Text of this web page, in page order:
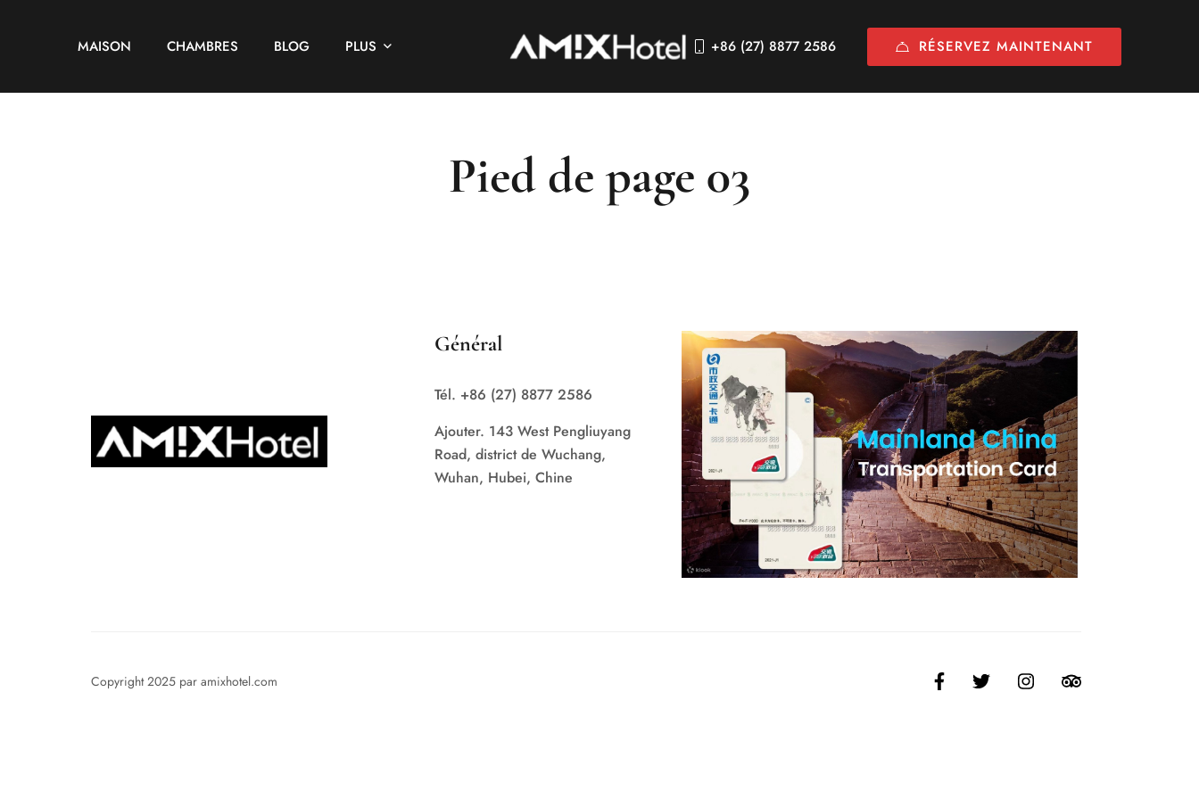
MAISON CHAMBRES BLOG PLUS +86 (27) 8877 2586 RÉSERVEZ MAINTENANT
Pied de page 03
Général
Tél. +86 (27) 8877 2586
Ajouter. 143 West Pengliuyang
Road, district de Wuchang,
Wuhan, Hubei, Chine
Copyright 2025 par amixhotel.com